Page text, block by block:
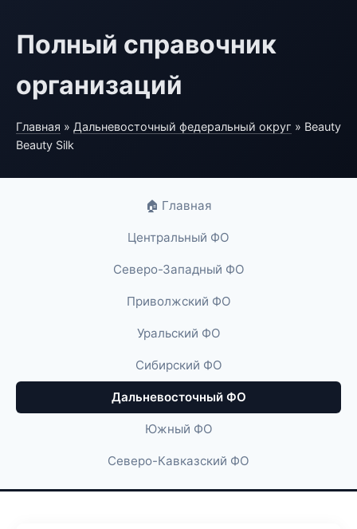
Полный справочник
организаций
Главная » Дальневосточный федеральный округ » Beauty
Beauty Silk
🏠 Главная
Центральный ФО
Северо-Западный ФО
Приволжский ФО
Уральский ФО
Сибирский ФО
Дальневосточный ФО
Южный ФО
Северо-Кавказский ФО